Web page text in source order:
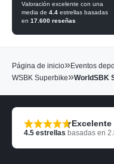
Valoración excelente con una
media de 4.4 estrellas basadas
en 17.600 reseñas
Página de inicio»Eventos
WSBK Superbike»WorldSBK
Excelente
4.5 estrellas basadas en